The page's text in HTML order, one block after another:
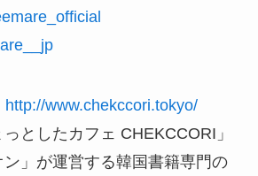
http://www.chekccori.tokyo/
っとしたカフェ CHEKCCORI」
」が運営する韓国書籍専門の